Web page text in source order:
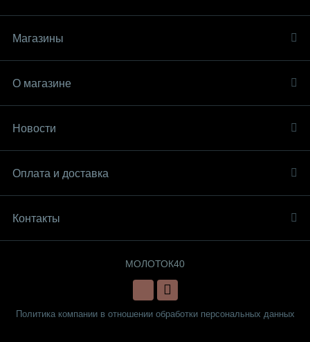
Магазины
О магазине
Новости
Оплата и доставка
Контакты
МОЛОТОК40
Политика компании в отношении обработки персональных данных